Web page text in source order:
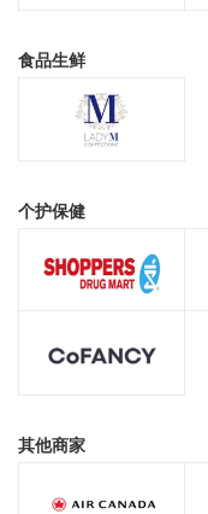
食品生鲜
个护保健
其他商家